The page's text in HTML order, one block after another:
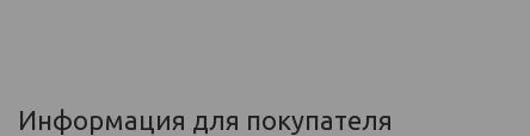
Информация для покупателя